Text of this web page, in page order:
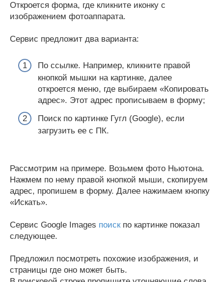
Откроется форма, где кликните иконку с
изображением фотоаппарата.
Сервис предложит два варианта:
По ссылке. Например, кликните правой
кнопкой мышки на картинке, далее
откроется меню, где выбираем «Копировать
адрес». Этот адрес прописываем в форму;
Поиск по картинке Гугл (Google), если
загрузить ее с ПК.
Рассмотрим на примере. Возьмем фото Ньютона.
Нажмем по нему правой кнопкой мыши, скопируем
адрес, пропишем в форму. Далее нажимаем кнопку
«Искать».
Сервис Google Images поискпо картинке показал
следующее.
Предложил посмотреть похожие изображения, и
страницы где оно может быть.